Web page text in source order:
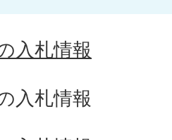
入札情報
入札情報